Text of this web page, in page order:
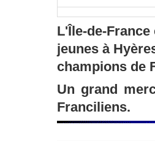
L'Île-de-
jeunes à
champions de
Un grand
Franciliens.